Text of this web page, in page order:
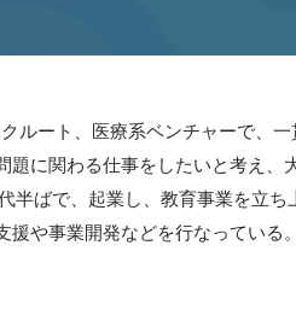
ルート、医療系ベンチャーで、
に関わる仕事をしたいと考え、
半ばで、起業し、教育事業を立
援や事業開発などを行なっている